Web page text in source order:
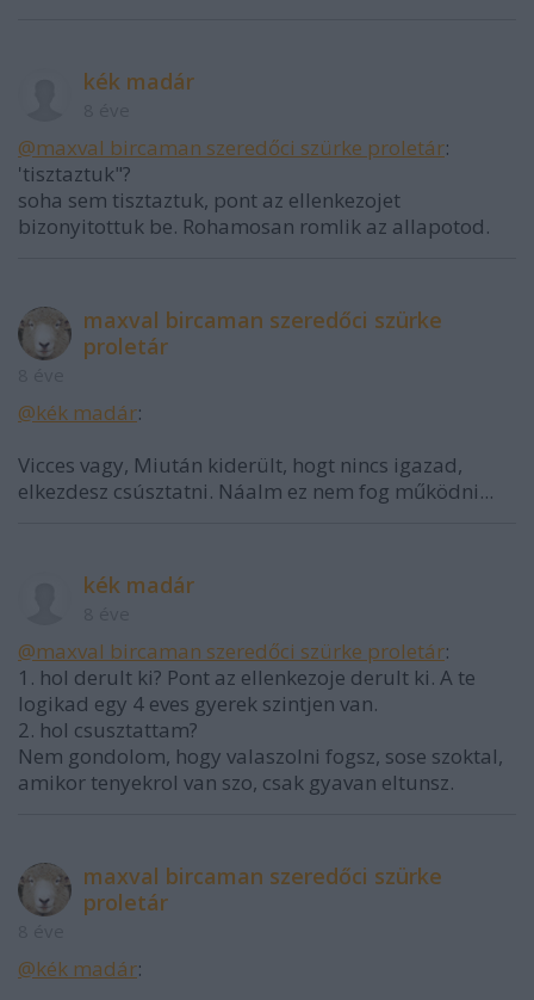
kék madár
@maxval bircaman szeredőci szürke proletár:
'tisztaztuk"?
soha sem tisztaztuk, pont az ellenkezojet
bizonyitottuk be. Rohamosan romlik az allapotod.
maxval bircaman szeredőci szürke
proletár
@kék madár:
Vicces vagy, Miután kiderült, hogt nincs igazad,
elkezdesz csúsztatni. Náalm ez nem fog működni...
kék madár
@maxval bircaman szeredőci szürke proletár:
1. hol derult ki? Pont az ellenkezoje derult ki. A te
logikad egy 4 eves gyerek szintjen van.
2. hol csusztattam?
Nem gondolom, hogy valaszolni fogsz, sose szoktal,
amikor tenyekrol van szo, csak gyavan eltunsz.
maxval bircaman szeredőci szürke
proletár
@kék madár: